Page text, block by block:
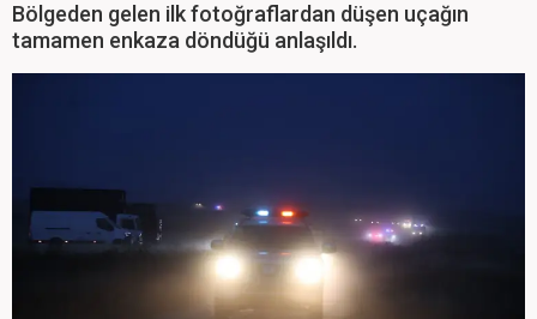
Bölgeden gelen ilk fotoğraflardan düşen uçağın
tamamen enkaza döndüğü anlaşıldı.